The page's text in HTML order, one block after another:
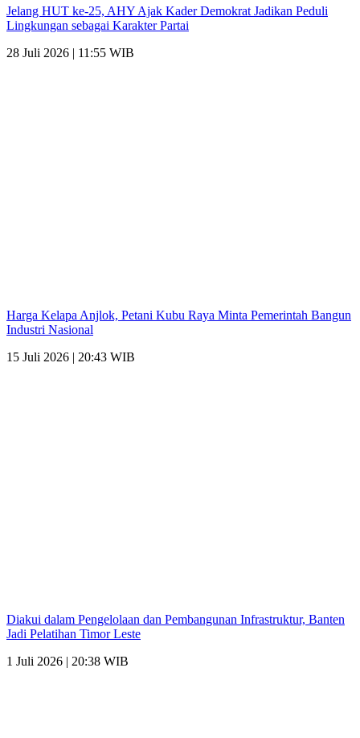
Jelang HUT ke-25, AHY Ajak Kader Demokrat Jadikan Peduli
Lingkungan sebagai Karakter Partai
28 Juli 2026 | 11:55 WIB
Harga Kelapa Anjlok, Petani Kubu Raya Minta Pemerintah Bangun
Industri Nasional
15 Juli 2026 | 20:43 WIB
Diakui dalam Pengelolaan dan Pembangunan Infrastruktur, Banten
Jadi Pelatihan Timor Leste
1 Juli 2026 | 20:38 WIB